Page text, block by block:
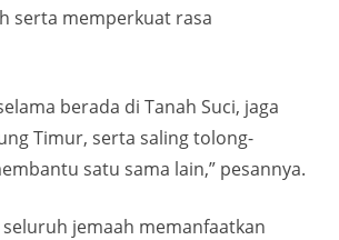
serta memperkuat rasa
berada di Tanah Suci, jaga
Timur, serta saling tolong-
satu sama lain,” pesannya.
seluruh jemaah memanfaatkan